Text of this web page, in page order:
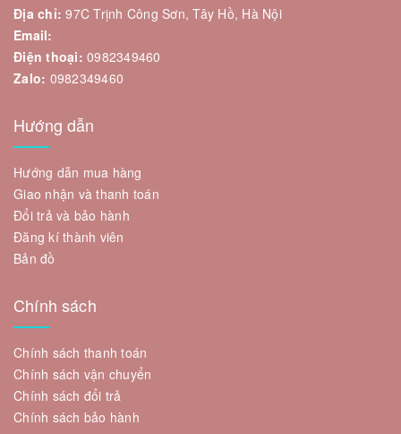
Địa chỉ: 97C Trịnh Công Sơn, Tây Hồ, Hà Nội
Email:
Điện thoại: 0982349460
Zalo: 0982349460
Hướng dẫn
Hướng dẫn mua hàng
Giao nhận và thanh toán
Đổi trả và bảo hành
Đăng kí thành viên
Bản đồ
Chính sách
Chính sách thanh toán
Chính sách vận chuyển
Chính sách đổi trả
Chính sách bảo hành